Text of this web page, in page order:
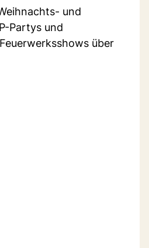
und
Partys und
über